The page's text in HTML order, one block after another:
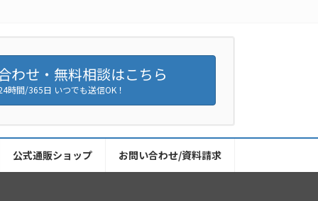
わせ・無料相談はこちら
時間/365日 いつでも送信OK！
公式通販ショップ お問い合わせ/資料請求